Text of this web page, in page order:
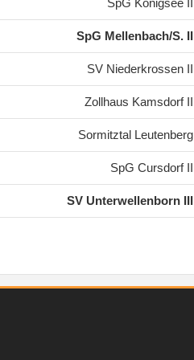
SpG Königsee II
SpG Mellenbach/S. II
SV Niederkrossen II
Zollhaus Kamsdorf II
Sormitztal Leutenberg
SpG Cursdorf II
SV Unterwellenborn III